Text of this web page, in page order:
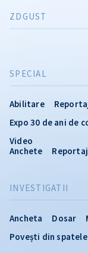
INVESTIGATII
Ancheta Dosar
Povești din
SPECIAL
Abilitare
Expo 30 de ani de
Video
Anchete
Reportaj
ZDGUST